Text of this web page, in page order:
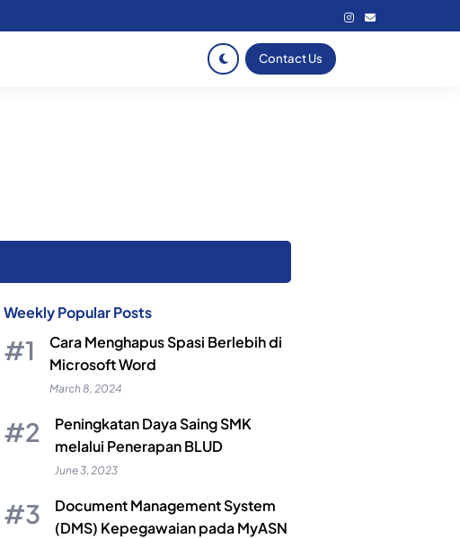
Contact Us
Weekly Popular Posts
Cara Menghapus Spasi Berlebih di
Microsoft Word
March 8, 2024
Peningkatan Daya Saing SMK
melalui Penerapan BLUD
June 3, 2023
Document Management System
(DMS) Kepegawaian pada MyASN